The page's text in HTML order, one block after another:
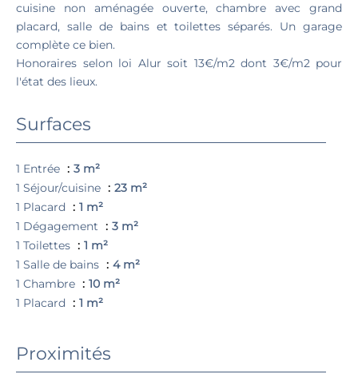
cuisine non aménagée ouverte, chambre avec grand
placard, salle de bains et toilettes séparés. Un garage
complète ce bien.
Honoraires selon loi Alur soit 13€/m2 dont 3€/m2 pour
l'état des lieux.
Surfaces
1 Entrée
3 m²
1 Séjour/cuisine
23 m²
1 Placard
1 m²
1 Dégagement
3 m²
1 Toilettes
1 m²
1 Salle de bains
4 m²
1 Chambre
10 m²
1 Placard
1 m²
Proximités